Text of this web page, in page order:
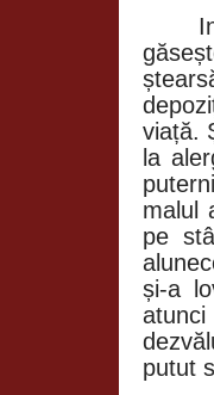
viață.
la
malul
pe
și-a
putut